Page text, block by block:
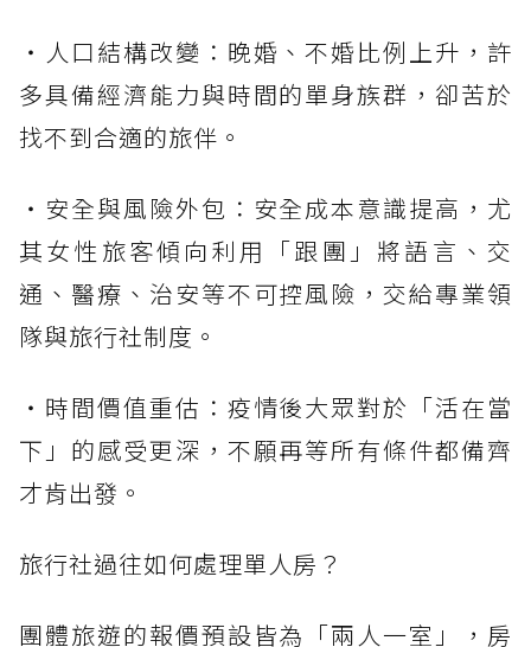
・人口結構改變：晚婚、不婚比例上升，許
多具備經濟能力與時間的單身族群，卻苦於
找不到合適的旅伴。
・安全與風險外包：安全成本意識提高，尤
其女性旅客傾向利用「跟團」將語言、交
通、醫療、治安等不可控風險，交給專業領
隊與旅行社制度。
・時間價值重估：疫情後大眾對於「活在當
下」的感受更深，不願再等所有條件都備齊
才肯出發。
旅行社過往如何處理單人房？
團體旅遊的報價預設皆為「兩人一室」，房